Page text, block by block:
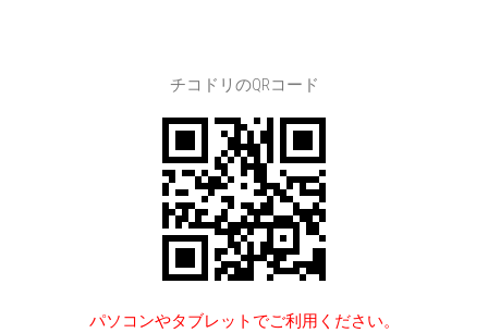
チコドリのQRコード
パソコンやタブレットでご利用ください。